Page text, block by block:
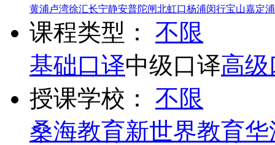
黄浦卢湾徐汇长宁静安普陀闸北虹口杨浦闵行宝山嘉定
课程类型：
不限
基础口译中级口译高
授课学校：
不限
桑海教育新世界教育华